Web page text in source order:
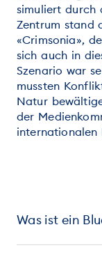
simuliert durch
Zentrum stand
«Crimsonia»,
sich auch in
Szenario war
mussten
Natur
der
internationalen
Was ist ein